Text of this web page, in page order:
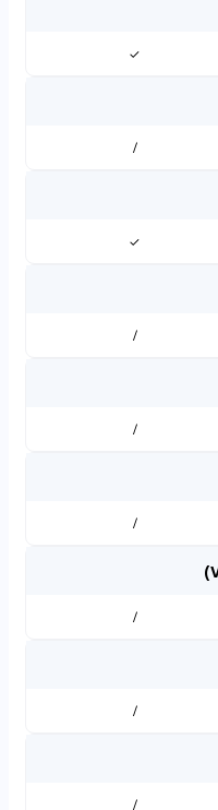
✓
/
✓
/
/
/
/
/
/